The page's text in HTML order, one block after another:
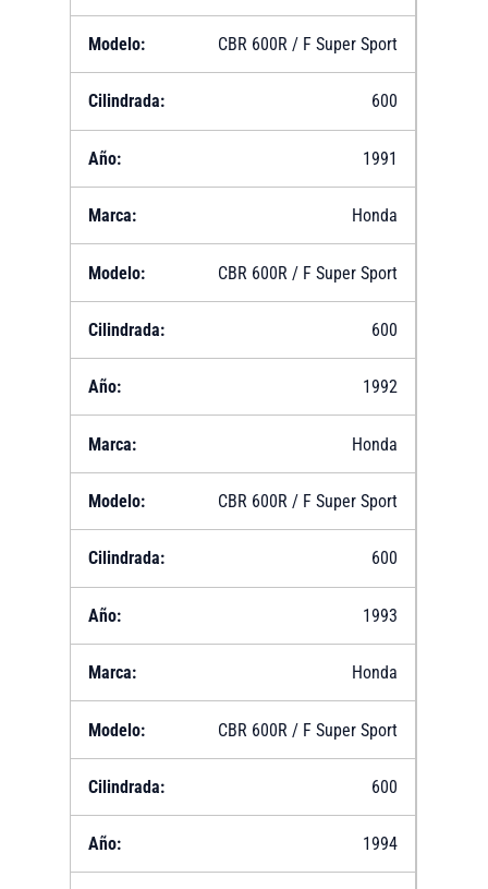
CBR 600R / F Super Sport
600
1991
Honda
CBR 600R / F Super Sport
600
1992
Honda
CBR 600R / F Super Sport
600
1993
Honda
CBR 600R / F Super Sport
600
1994